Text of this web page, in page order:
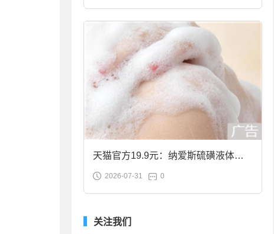
天猫官方19.9元：纳爱斯硫磺液体香
皂2斤大促
2026-07-31 0
关注我们